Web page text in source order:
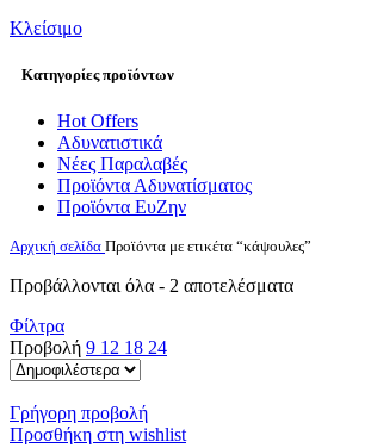
Κλείσιμο
Κατηγορίες προϊόντων
Hot Offers
Αδυνατιστικά
Νέες Παραλαβές
Προϊόντα Αδυνατίσματος
Προϊόντα ΕυΖην
Αρχική σελίδα Προϊόντα με ετικέτα “κάψουλες”
Προβάλλονται όλα - 2 αποτελέσματαSorted
Φίλτρα
Προβολή 9 12 18 24
Γρήγορη προβολή
Προσθήκη στη wishlist